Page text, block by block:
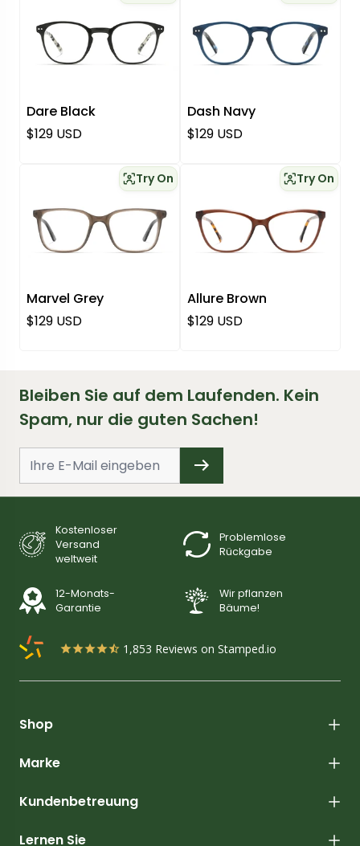
Dare Black
Regulärer Preis
$129 USD
Dash Navy
Regulärer Preis
$129 USD
Marvel Grey
Try On
Regulärer Preis
$129 USD
Allure Brown
Try On
Regulärer Preis
$129 USD
Bleiben Sie auf dem Laufenden. Kein
Spam, nur die guten Sachen!
Kostenloser
Versand
weltweit
Problemlose
Rückgabe
12-Monats-
Garantie
Wir pflanzen
Bäume!
1,853 Reviews on Stamped.io
Shop
Marke
Kundenbetreuung
Lernen Sie